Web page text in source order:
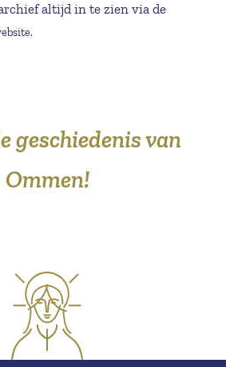
altijd in te zien via de
geschiedenis van
Ommen!